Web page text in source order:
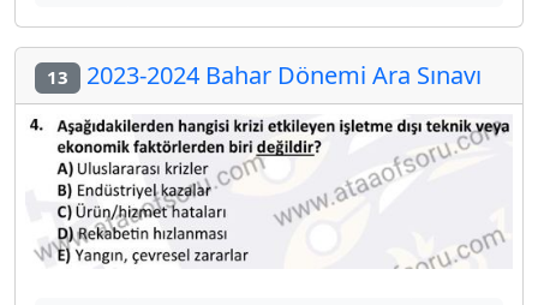
13 2023-2024 Bahar Dönemi Ara Sınavı